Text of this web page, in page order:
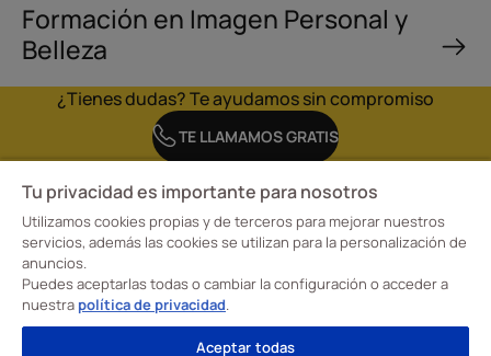
Formación en Imagen Personal y
Belleza
¿Tienes dudas? Te ayudamos sin compromiso
TE LLAMAMOS GRATIS
En la Escuela CreaDiseño, Escuela Profesional de Diseño Davante tenemos claro
nuestro objetivo: transformar la forma de aprender para formar a nuestros
alumnos en profesionales cualificados en moda, interiorismo e imagen personal.
¡Convertimos su talento creativo en una carrera de éxito y con futuro!
Tu privacidad es importante para nosotros
Utilizamos cookies propias y de terceros para mejorar nuestros
servicios, además las cookies se utilizan para la personalización de
anuncios.
Puedes aceptarlas todas o cambiar la configuración o acceder a
nuestra política de privacidad.
Aceptar todas